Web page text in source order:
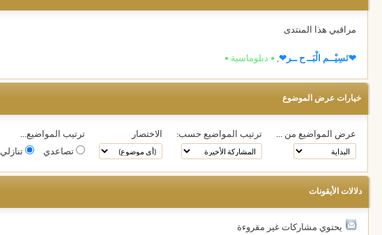
مراقبي هذا المنتدى
❤نَسِيْــم الْبَــ ح ــر❤, • دبلوماسية •
خيارات عرض الموضوع
عرض المواضيع من ... ترتيب المواضيع حسب: الاختصار
ترتيب المواضيع...
تصاعدي
تنازلي
دلالات الأيقونات
يحتوي مشاركات غير مقروءة